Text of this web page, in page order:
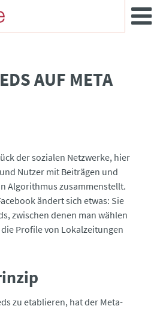
AUF META
der sozialen Netzwerke, hier
Nutzer mit Beiträgen und
Algorithmus zusammenstellt.
ändert sich etwas: Sie
zwischen denen man wählen
Profile von Lokalzeitungen
zu etablieren, hat der Meta-